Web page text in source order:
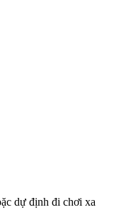
dự định đi chơi xa